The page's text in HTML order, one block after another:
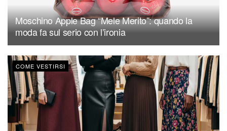
Moschino Apple Bag “Mele Merito”: quando la
moda fa sul serio con l’ironia
COME VESTIRSI